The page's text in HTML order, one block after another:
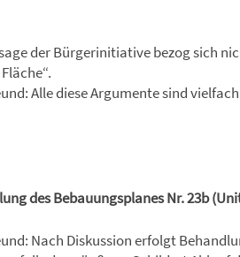
der Bürgerinitiative bezog sich
Alle diese Argumente sind
des Bebauungsplanes Nr. 23b
Nach Diskussion erfolgt